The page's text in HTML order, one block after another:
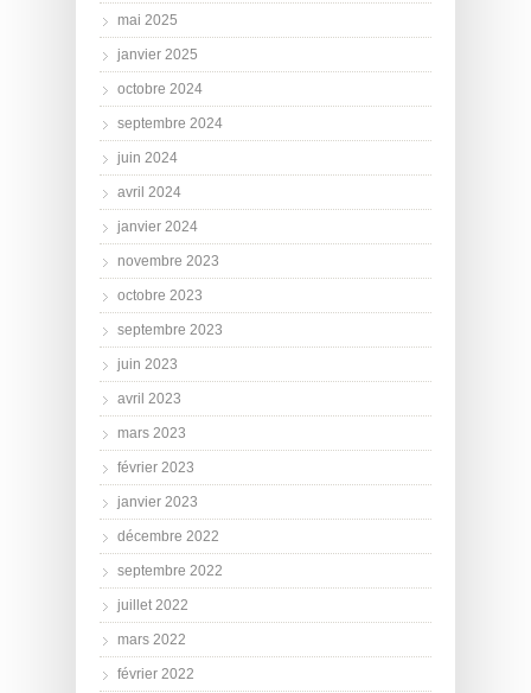
mai 2025
janvier 2025
octobre 2024
septembre 2024
juin 2024
avril 2024
janvier 2024
novembre 2023
octobre 2023
septembre 2023
juin 2023
avril 2023
mars 2023
février 2023
janvier 2023
décembre 2022
septembre 2022
juillet 2022
mars 2022
février 2022